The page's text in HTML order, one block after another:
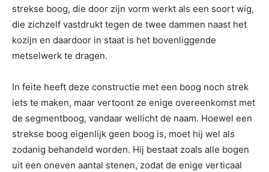
strekse boog, die door zijn vorm werkt als een soort wig,
die zichzelf vastdrukt tegen de twee dammen naast het
kozijn en daardoor in staat is het bovenliggende
metselwerk te dragen.
In feite heeft deze constructie met een boog noch strek
iets te maken, maar vertoont ze enige overeenkomst met
de segmentboog, vandaar wellicht de naam. Hoewel een
strekse boog eigenlijk geen boog is, moet hij wel als
zodanig behandeld worden. Hij bestaat zoals alle bogen
uit een oneven aantal stenen, zodat de enige verticaal